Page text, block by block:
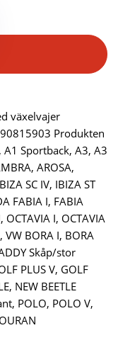
växelvajer
Produkten
Sportback, A3, A3
AROSA,
SC IV, IBIZA ST
FABIA I, FABIA
I, OCTAVIA
VW BORA I, BORA
Skåp/stor
PLUS V, GOLF
NEW BEETLE
POLO, POLO V,